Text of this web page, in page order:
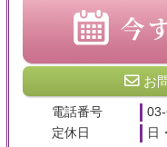
お
電話番号
定休日
日